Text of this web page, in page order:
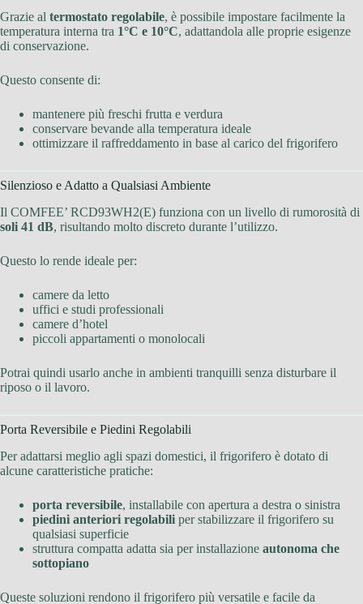
Grazie al termostato regolabile, è possibile impostare facilmente la
temperatura interna tra 1°C e 10°C, adattandola alle proprie esigenze
di conservazione.
Questo consente di:
mantenere più freschi frutta e verdura
conservare bevande alla temperatura ideale
ottimizzare il raffreddamento in base al carico del frigorifero
Silenzioso e Adatto a Qualsiasi Ambiente
Il COMFEE’ RCD93WH2(E) funziona con un livello di rumorosità di
soli 41 dB, risultando molto discreto durante l’utilizzo.
Questo lo rende ideale per:
camere da letto
uffici e studi professionali
camere d’hotel
piccoli appartamenti o monolocali
Potrai quindi usarlo anche in ambienti tranquilli senza disturbare il
riposo o il lavoro.
Porta Reversibile e Piedini Regolabili
Per adattarsi meglio agli spazi domestici, il frigorifero è dotato di
alcune caratteristiche pratiche:
porta reversibile, installabile con apertura a destra o sinistra
piedini anteriori regolabili per stabilizzare il frigorifero su
qualsiasi superficie
struttura compatta adatta sia per installazione autonoma che
sottopiano
Queste soluzioni rendono il frigorifero più versatile e facile da